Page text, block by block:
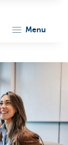
menu